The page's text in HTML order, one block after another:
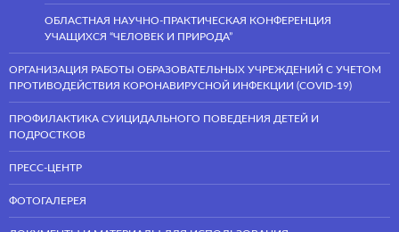
ОБЛАСТНАЯ НАУЧНО-ПРАКТИЧЕСКАЯ КОНФЕРЕНЦИЯ
УЧАЩИХСЯ “ЧЕЛОВЕК И ПРИРОДА”
ОРГАНИЗАЦИЯ РАБОТЫ ОБРАЗОВАТЕЛЬНЫХ УЧРЕЖДЕНИЙ С УЧЕТОМ
ПРОТИВОДЕЙСТВИЯ КОРОНАВИРУСНОЙ ИНФЕКЦИИ (COVID-19)
ПРОФИЛАКТИКА СУИЦИДАЛЬНОГО ПОВЕДЕНИЯ ДЕТЕЙ И
ПОДРОСТКОВ
ПРЕСС-ЦЕНТР
ФОТОГАЛЕРЕЯ